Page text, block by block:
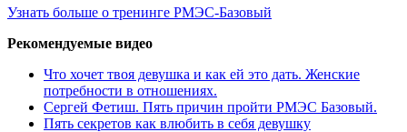
Узнать больше о тренинге РМЭС-Базовый
Рекомендуемые видео
Что хочет твоя девушка и как ей это дать. Женские
потребности в отношениях.
Сергей Фетиш. Пять причин пройти РМЭС Базовый.
Пять секретов как влюбить в себя девушку